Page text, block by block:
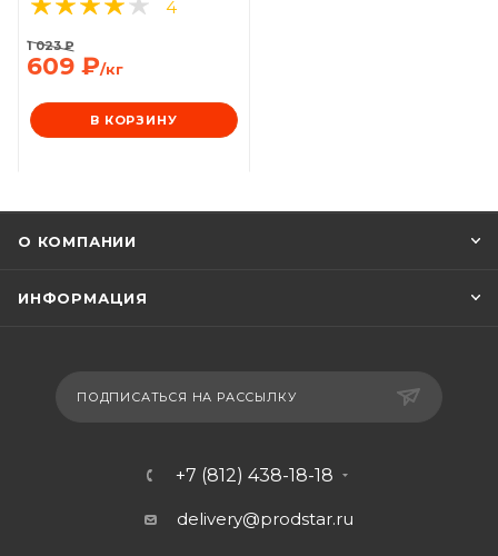
4
609 ₽/кг
1 023₽
В КОРЗИНУ
О КОМПАНИИ
ИНФОРМАЦИЯ
ПОДПИСАТЬСЯ НА РАССЫЛКУ
+7 (812) 438-18-18
delivery@prodstar.ru